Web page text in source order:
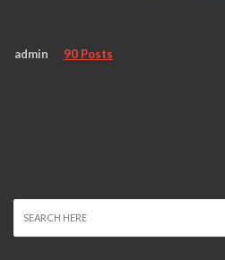
admin 90 Posts